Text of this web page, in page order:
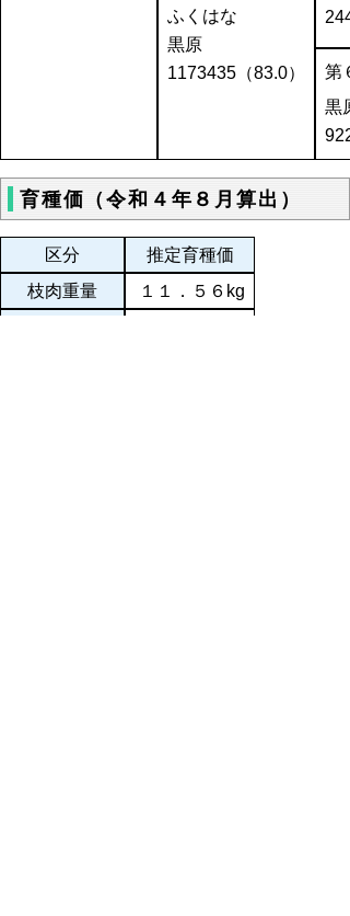
ふくはな
黒原
1173435（83.0）
第
黒原
育種価（令和４年８月算出）
区分
推定育種価
枝肉重量
１１．５６kg